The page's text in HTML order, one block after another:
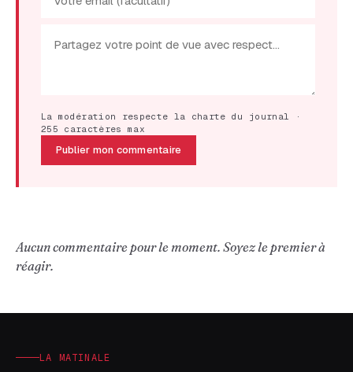
La modération respecte la charte du journal ·
255 caractères max
Publier mon commentaire
Aucun commentaire pour le moment. Soyez le premier à
réagir.
LA MATINALE